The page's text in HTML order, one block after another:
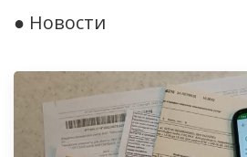
● Новости